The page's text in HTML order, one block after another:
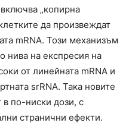
„копирна
да произвеждат
mRNA. Този механизъм
нива на експресия на
от линейната mRNA и
srRNA. Така новите
в по-ниски дози, с
странични ефекти.